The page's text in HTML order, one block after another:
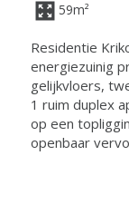
59m²
Residentie
energiezuinig
gelijkvloers,
1 ruim duplex
op een
openbaar